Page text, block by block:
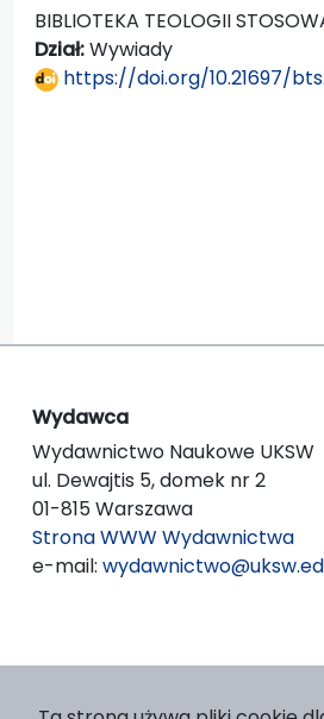
BIBLIOTEKA TEOLOGII
Dział:Wywiady
https://doi.org/10.21697/
Wydawca
Wydawnictwo Naukowe UKSW
ul. Dewajtis 5, domek nr 2
01-815 Warszawa
Strona WWW Wydawnictwa
e-mail: